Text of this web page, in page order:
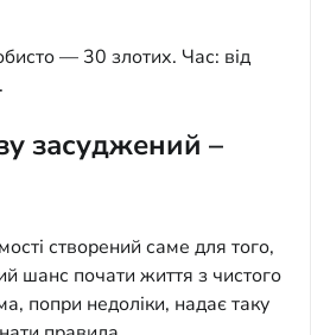
— 30 злотих. Час: від
засуджений –
створений саме для того,
шанс почати життя з чистого
попри недоліки, надає таку